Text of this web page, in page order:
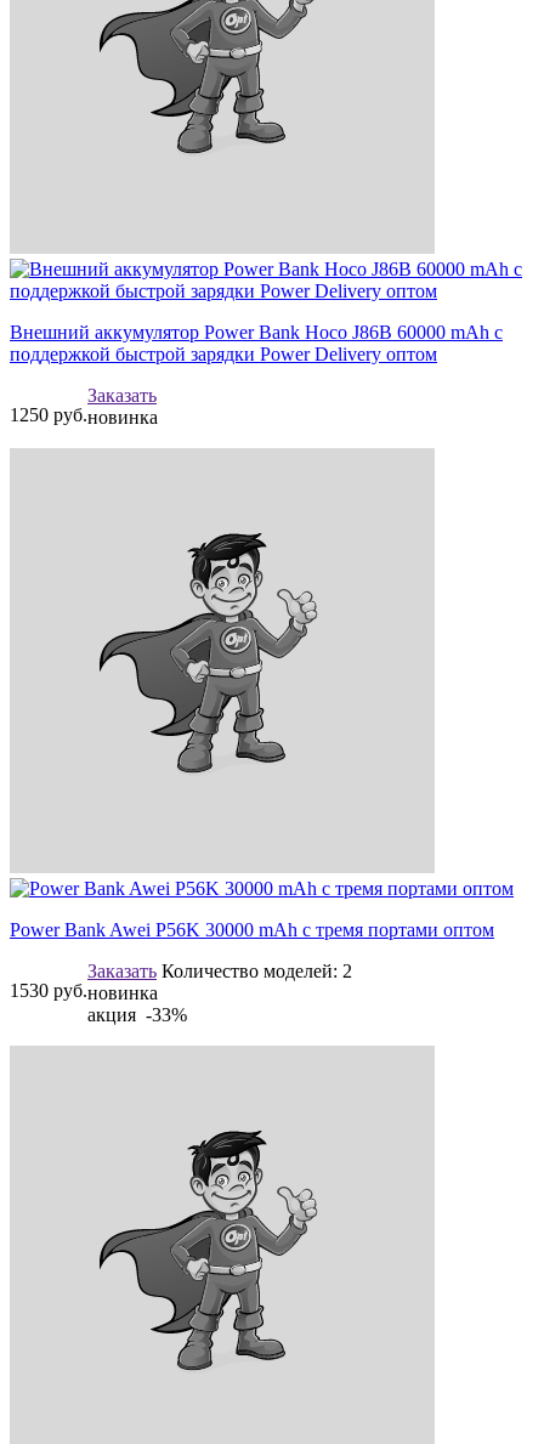
Внешний аккумулятор Power Bank Hoco J86B 60000 mAh с
поддержкой быстрой зарядки Power Delivery оптом
1250 руб.
Заказать
новинка
Power Bank Awei P56K 30000 mAh с тремя портами оптом
1530 руб.
Заказать Количество моделей: 2
новинка
акция -33%